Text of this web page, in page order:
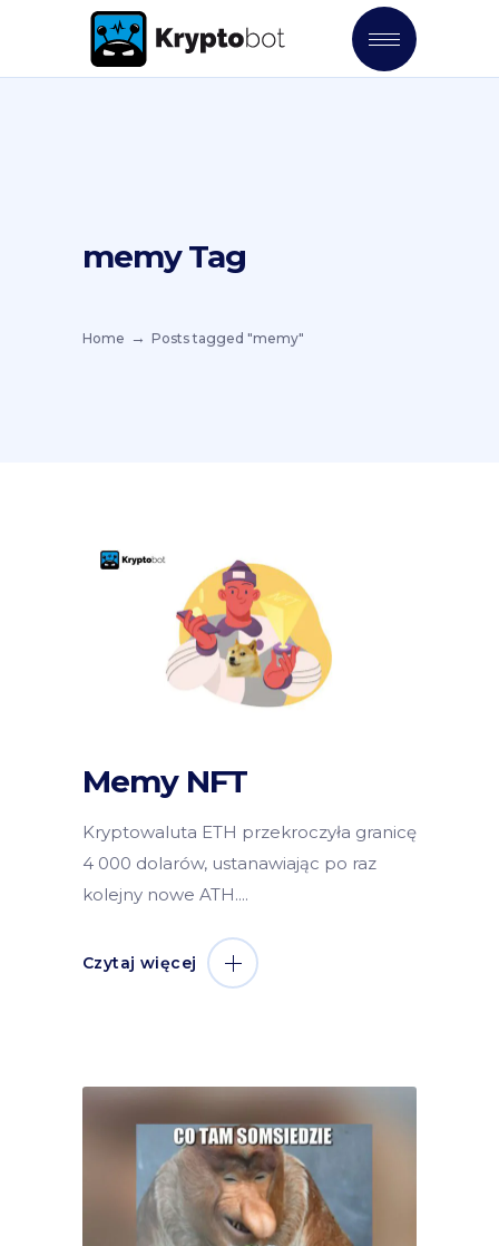
memy Tag
Home Posts tagged "memy"
Memy NFT
Kryptowaluta ETH przekroczyła granicę
4 000 dolarów, ustanawiając po raz
kolejny nowe ATH.
Czytaj więcej